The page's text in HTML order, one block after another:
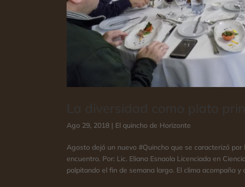
Ago 29, 2018 | El quincho de Horizonte
Agosto dejó un nuevo #Quincho que se caracterizó
encuentro. Por: Lic. Eliana Esnaola Licenciada en
palpitando el fin de semana largo. El clima acompaña y